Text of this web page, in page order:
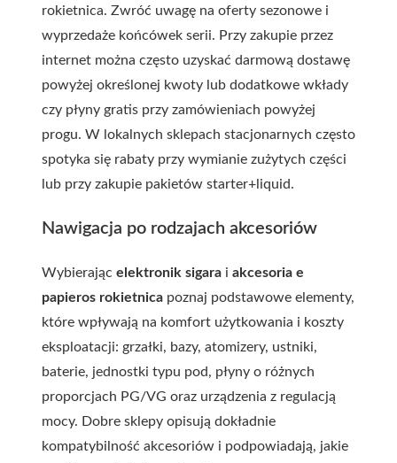
rokietnica. Zwróć uwagę na oferty sezonowe i
wyprzedaże końcówek serii. Przy zakupie przez
internet można często uzyskać darmową dostawę
powyżej określonej kwoty lub dodatkowe wkłady
czy płyny gratis przy zamówieniach powyżej
progu. W lokalnych sklepach stacjonarnych często
spotyka się rabaty przy wymianie zużytych części
lub przy zakupie pakietów starter+liquid.
Nawigacja po rodzajach akcesoriów
Wybierając elektronik sigara i akcesoria e
papieros rokietnica poznaj podstawowe elementy,
które wpływają na komfort użytkowania i koszty
eksploatacji: grzałki, bazy, atomizery, ustniki,
baterie, jednostki typu pod, płyny o różnych
proporcjach PG/VG oraz urządzenia z regulacją
mocy. Dobre sklepy opisują dokładnie
kompatybilność akcesoriów i podpowiadają, jakie